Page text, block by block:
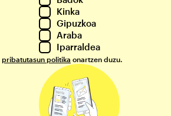
Kinka
Gipuzkoa
Araba
Iparraldea
pribatutasun politika onartzen duzu.